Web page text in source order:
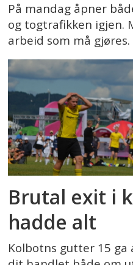
På mandag åpner
og togtrafikken igjen.
arbeid som må gjøres.
Brutal exit i
hadde alt
Kolbotns gutter 15